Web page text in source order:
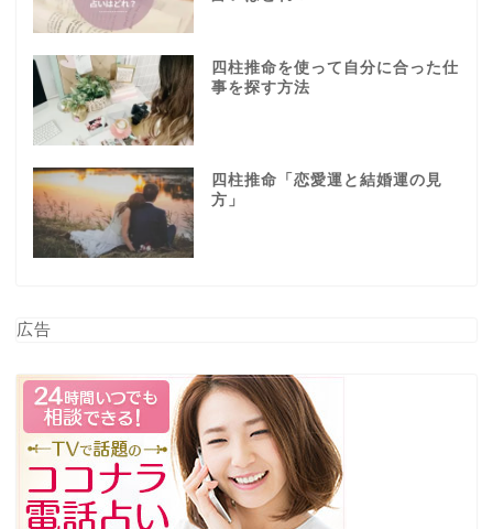
四柱推命を使って自分に合った仕
事を探す方法
四柱推命「恋愛運と結婚運の見
方」
広告